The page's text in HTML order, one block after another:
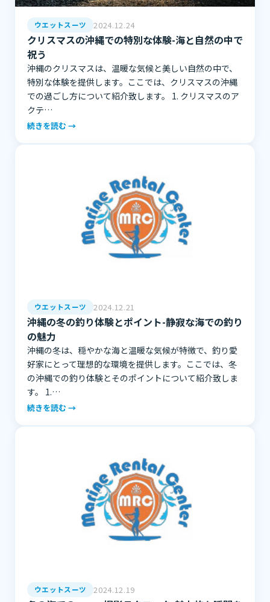
ウエットスーツ 2024.12.24
クリスマスの沖縄での特別な体験-海と自然の中で
祝う
沖縄のクリスマスは、温暖な気候と美しい自然の中で、
特別な体験を提供します。ここでは、クリスマスの沖縄
での過ごし方について紹介致します。 1. クリスマスのア
クテ…
続きを読む →
ウエットスーツ 2024.12.21
沖縄の冬の釣り体験とポイント-静寂な海での釣り
の魅力
沖縄の冬は、穏やかな海と温暖な気候が特徴で、釣り愛
好家にとって理想的な環境を提供します。ここでは、冬
の沖縄での釣り体験とそのポイントについて紹介致しま
す。 1.…
続きを読む →
ウエットスーツ 2024.12.19